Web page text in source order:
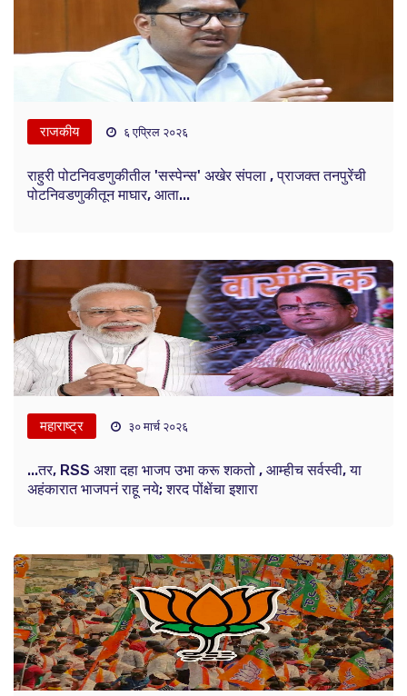
राजकीय ६ एप्रिल २०२६
राहुरी पोटनिवडणुकीतील 'सस्पेन्स' अखेर संपला , प्राजक्त तनपुरेंची
पोटनिवडणुकीतून माघार, आता...
महाराष्ट्र ३० मार्च २०२६
...तर, RSS अशा दहा भाजप उभा करू शकतो , आम्हीच सर्वस्वी, या
अहंकारात भाजपनं राहू नये; शरद पोंक्षेंचा इशारा